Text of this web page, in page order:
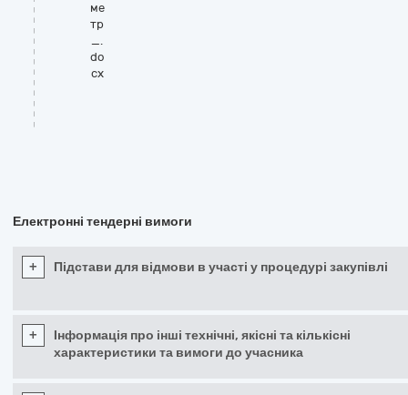
ме
тр
_.
do
cx
Електронні тендерні вимоги
+ Підстави для відмови в участі у процедурі закупівлі
+
Інформація про інші технічні, якісні та кількісні
характеристики та вимоги до учасника